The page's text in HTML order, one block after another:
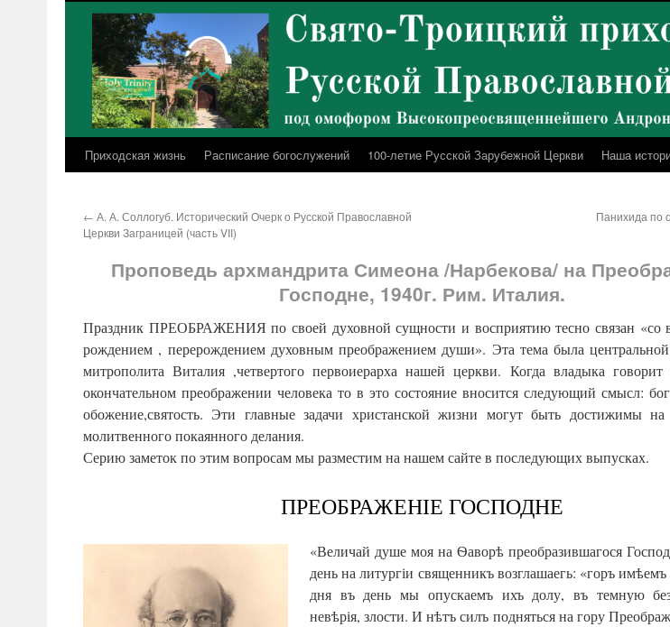
содержимому
Приходская жизнь Расписание богослужений 100-летие Русской Зарубежной Церкви Наша
← А. А. Соллогуб. Исторический Очерк о Русской Православной
Церкви Заграницей (часть VII)
Панихида по
Проповедь архмандрита Симеона /Нарбекова/ на
Господне, 1940г. Рим. Италия.
Праздник ПРЕОБРАЖЕНИЯ по своей духовной сущности и восприятию тесно связан «со
рождением , перерождением духовным преображением души». Эта тема была
митрополита Виталия ,четвертого первоиерарха нашей церкви. Когда владыка
окончательном преображении человека то в это состояние вносится следующий смысл:
обожение,святость. Эти главные задачи христанской жизни могут быть достижимы
молитвенного покаянного делания.
Серию заметок по этим вопросам мы разместим на нашем сайте в последующих выпусках.
ПРЕОБРАЖЕНІЕ ГОСПОДНЕ
«Величай душе моя на Ѳаворѣ преобразившагося
день на литургіи священникъ возглашаегь: «горъ
дня въ день мы опускаемъ ихъ долу, въ темную
невѣрія, злости. И нѣтъ силъ подняться на гору